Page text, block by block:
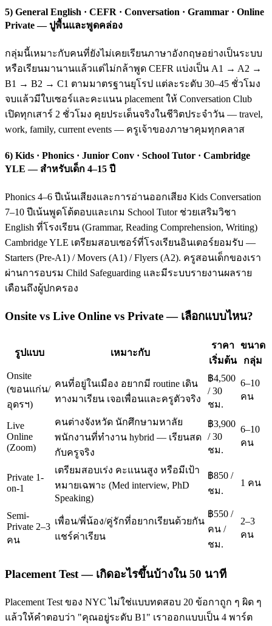
5) General English · CEFR · Conversation · Grammar · Online
Private — ปูพื้นและพูดคล่อง
กลุ่มนี้เหมาะกับคนที่ยังไม่เคยเรียนภาษาอังกฤษอย่างเป็นระบบ
หรือเรียนมานานแล้วแต่ไม่กล้าพูด CEFR แบ่งเป็น A1 → A2 →
B1 → B2 → C1 ตามมาตรฐานยุโรป แต่ละระดับ 30–45 ชั่วโมง
จบแล้วมีใบเซอร์และคะแนน placement ให้ Conversation Club
เปิดทุกเสาร์ 2 ชั่วโมง คุยประเด็นจริงในชีวิตประจำวัน — travel,
work, family, current events — ครูเจ้าของภาษาคุมทุกคลาส
6) Kids · Phonics · Junior Conv · School Tutor · Cambridge
YLE — สำหรับเด็ก 4–15 ปี
Phonics 4–6 ปีเน้นเสียงและการอ่านออกเสียง Kids Conversation
7–10 ปีเน้นพูดโต้ตอบและเกม School Tutor ช่วยเสริมวิชา
English ที่โรงเรียน (Grammar, Reading Comprehension, Writing)
Cambridge YLE เตรียมสอบเซอร์ที่โรงเรียนอินเตอร์ยอมรับ —
Starters (Pre-A1) / Movers (A1) / Flyers (A2). ครูสอนเด็กของเรา
ผ่านการอบรม Child Safeguarding และมีระบบรายงานผลราย
เดือนถึงผู้ปกครอง
Onsite vs Live Online vs Private — เลือกแบบไหน?
รูปแบบ เหมาะกับ
ราคา
เริ่มต้น
ขนาด
กลุ่ม
Onsite
(ขอนแก่น/
อุดรฯ)
คนที่อยู่ในเมือง อยากมี routine เดิน
ทางมาเรียน เจอเพื่อนและครูตัวจริง
฿4,500
/ 30
ชม.
6–10
คน
Live
Online
(Zoom)
คนต่างจังหวัด นักศึกษามหาลัย
พนักงานที่ทำงาน hybrid — เรียนสด
กับครูจริง
฿3,900
/ 30
ชม.
6–10
คน
Private 1-
on-1
เตรียมสอบเร่ง คะแนนสูง หรือมีเป้า
หมายเฉพาะ (Med interview, PhD
Speaking)
฿850 /
ชม.
1 คน
Semi-
Private 2–3
คน
เพื่อน/พี่น้อง/คู่รักที่อยากเรียนด้วยกัน
แชร์ค่าเรียน
฿550 /
คน /
ชม.
2–3
คน
Placement Test — เกิดอะไรขึ้นบ้างใน 50 นาที
Placement Test ของ NYC ไม่ใช่แบบทดสอบ 20 ข้อกาถูก ๆ ผิด ๆ
แล้วให้คำตอบว่า "คุณอยู่ระดับ B1" เราออกแบบเป็น 4 พาร์ต